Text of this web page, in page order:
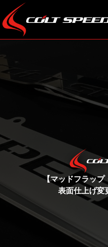
【マッドフラップ
表面仕上げ変